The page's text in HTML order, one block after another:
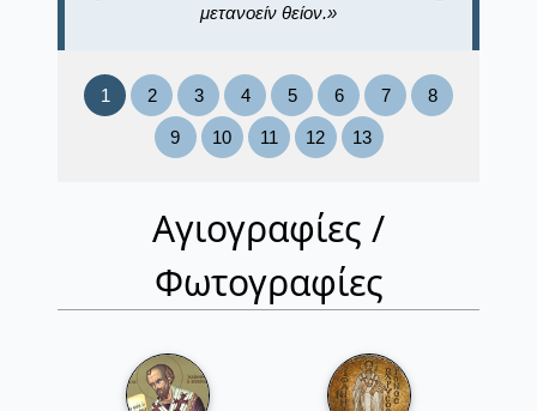
μετανοείν θείον.
1 2 3 4 5 6 7 8
9 10 11 12 13
Αγιογραφίες /
Φωτογραφίες